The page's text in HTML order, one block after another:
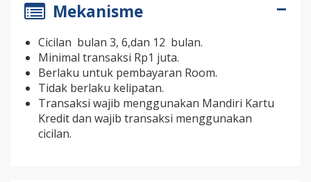
Mekanisme
Cicilan bulan 3, 6,dan 12 bulan.
Minimal transaksi Rp1 juta.
Berlaku untuk pembayaran Room.
Tidak berlaku kelipatan.
Transaksi wajib menggunakan Mandiri Kartu
Kredit dan wajib transaksi menggunakan
cicilan.